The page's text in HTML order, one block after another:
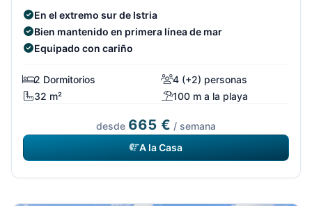
En el extremo sur de Istria
Bien mantenido en primera línea de mar
Equipado con cariño
2 Dormitorios
4 (+2) personas
32 m²
100 m a la playa
desde 665 € / semana
A la Casa